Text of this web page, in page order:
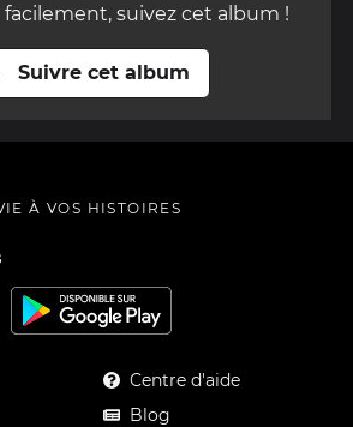
suivez cet album !
Suivre cet album
À VOS HISTOIRES
Centre d'aide
Blog